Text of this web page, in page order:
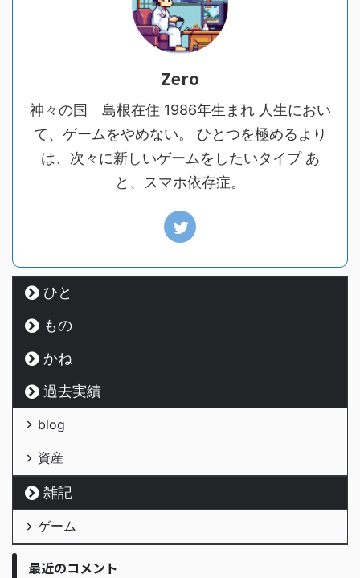
Zero
神々の国 島根在住 1986年生まれ 人生におい
て、ゲームをやめない。 ひとつを極めるより
は、次々に新しいゲームをしたいタイプ あ
と、スマホ依存症。
ひと
もの
かね
過去実績
blog
資産
雑記
ゲーム
最近のコメント